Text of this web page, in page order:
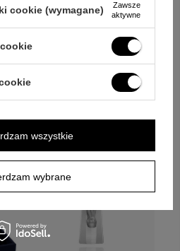
cookie (wymagane)
Zawsze
aktywne
wybrane
wszystkie